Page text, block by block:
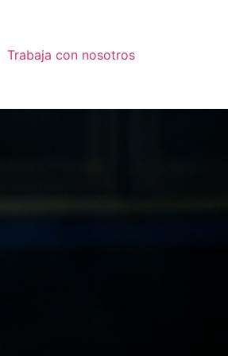
Trabaja con nosotros